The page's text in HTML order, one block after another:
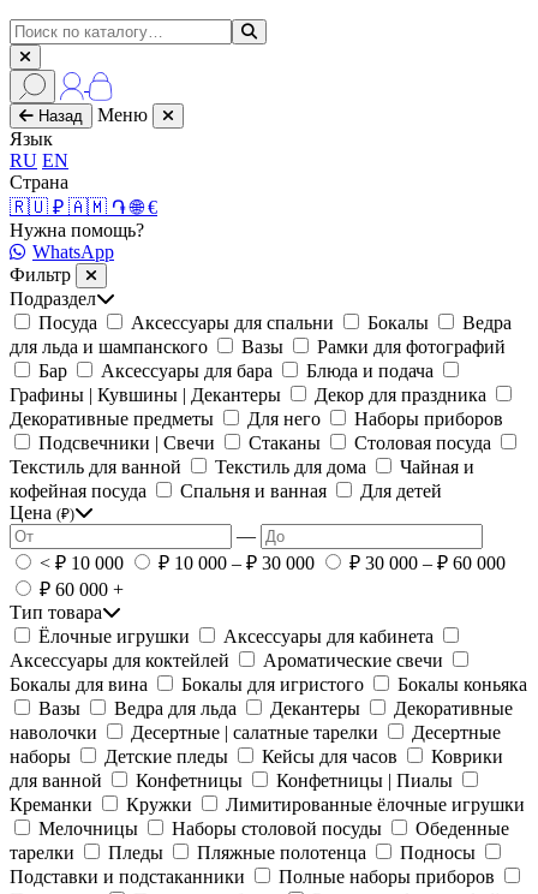
Назад
Меню
Язык
RU EN
Страна
🇷🇺 ₽ 🇦🇲 ֏🌐 €
Нужна помощь?
WhatsApp
Фильтр
Подраздел
Посуда
Аксессуары для спальни Бокалы
Ведра
для льда и шампанского
Вазы
Рамки для фотографий
Бар
Аксессуары для бара
Блюда и подача
Графины | Кувшины | Декантеры
Декор для праздника
Декоративные предметы
Для него
Наборы приборов
Подсвечники | Свечи
Стаканы
Столовая посуда
Текстиль для ванной
Текстиль для дома
Чайная и
кофейная посуда
Спальня и ванная
Для детей
Цена (₽)
—
< ₽ 10 000
₽ 10 000 – ₽ 30 000
₽ 30 000 – ₽ 60 000
₽ 60 000 +
Тип товара
Ёлочные игрушки
Аксессуары для кабинета
Аксессуары для коктейлей
Ароматические свечи
Бокалы для вина
Бокалы для игристого
Бокалы коньяка
Вазы
Ведра для льда Декантеры
Декоративные
наволочки
Десертные | салатные тарелки
Десертные
наборы
Детские пледы Кейсы для часов
Коврики
для ванной
Конфетницы
Конфетницы | Пиалы
Креманки
Кружки
Лимитированные ёлочные игрушки
Мелочницы
Наборы столовой посуды
Обеденные
тарелки
Пледы Пляжные полотенца
Подносы
Подставки и подстаканники
Полные наборы приборов